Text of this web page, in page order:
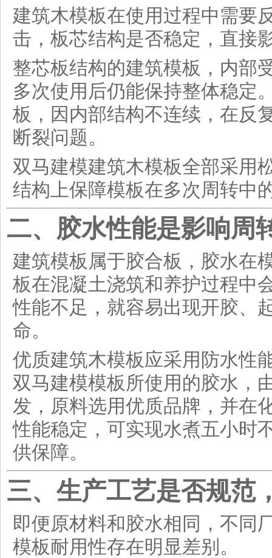
建筑木模板在使用过程中需要
击，板芯结构是否稳定，直接
整芯板结构的建筑模板，内部
多次使用后仍能保持整体稳定
板，因内部结构不连续，在反
断裂问题。
双马建模建筑木模板全部采用
结构上保障模板在多次周转中
二、胶水性能是影响周
建筑模板属于胶合板，胶水在
板在混凝土浇筑和养护过程中
性能不足，就容易出现开胶、
命。
优质建筑木模板应采用防水性
双马建模模板所使用的胶水，
发，原料选用优质品牌，并在
性能稳定，可实现水煮五小时
供保障。
三、生产工艺是否规范
即便原材料和胶水相同，不同
模板耐用性存在明显差别。